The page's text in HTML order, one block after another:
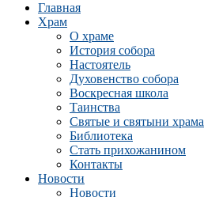
Главная
Храм
О храме
История собора
Настоятель
Духовенство собора
Воскресная школа
Таинства
Святые и святыни храма
Библиотека
Стать прихожанином
Контакты
Новости
Новости